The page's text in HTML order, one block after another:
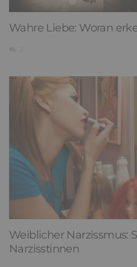
Wahre Liebe: Woran
Weiblicher Narzissmus:
Narzisstinnen